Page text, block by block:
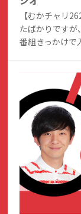
【むかチャリ
たばかりですが
番組きっかけで